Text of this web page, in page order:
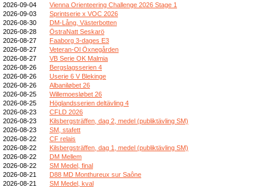
2026-09-04
Vienna Orienteering Challenge 2026 Stage 1
2026-09-03
Sprintserie x VOC 2026
2026-08-30
DM-Lång, Västerbotten
2026-08-28
ÖstraNatt Seskarö
2026-08-27
Faaborg 3-dages E3
2026-08-27
Veteran-Ol Öxnegården
2026-08-27
VB Serie OK Malmia
2026-08-26
Bergslagsserien 4
2026-08-26
Userie 6 V Blekinge
2026-08-26
Albaniløbet 26
2026-08-25
Willemoesløbet 26
2026-08-25
Höglandsserien deltävling 4
2026-08-23
CFLD 2026
2026-08-23
Kilsbergsträffen, dag 2, medel (publiktävling SM)
2026-08-23
SM, stafett
2026-08-22
CF relais
2026-08-22
Kilsbergsträffen, dag 1, medel (publiktävling SM)
2026-08-22
DM Mellem
2026-08-22
SM Medel, final
2026-08-21
D88 MD Monthureux sur Saône
2026-08-21
SM Medel, kval